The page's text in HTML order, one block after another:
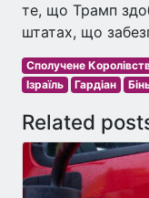
те, що Трамп
штатах, що
Сполучене
Ізраїль
Гардіан
Related